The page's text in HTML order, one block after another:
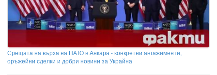
Срещата на върха на НАТО в Анкара - конкретни ангажименти,
оръжейни сделки и добри новини за Украйна